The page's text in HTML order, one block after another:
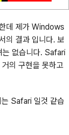
데 제가 Windows
의 결과 입니다. 보
는 없습니다. Safari
의 구현을 못하고
Safari 일것 같습